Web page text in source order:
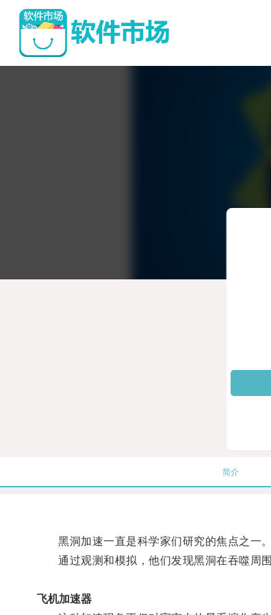
简介
黑洞加速一直是科学家们研究的焦点之一。
通过观测和模拟，他们发现黑洞在吞噬周围
飞机加速器